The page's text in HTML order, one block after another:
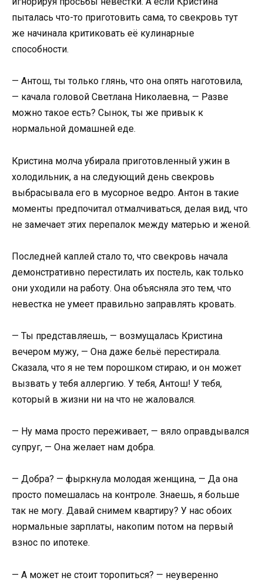
пыталась что-то приготовить сама, то свекровь тут
же начинала критиковать её кулинарные
способности.
— Антош, ты только глянь, что она опять наготовила,
— качала головой Светлана Николаевна, — Разве
можно такое есть? Сынок, ты же привык к
нормальной домашней еде.
Кристина молча убирала приготовленный ужин в
холодильник, а на следующий день свекровь
выбрасывала его в мусорное ведро. Антон в такие
моменты предпочитал отмалчиваться, делая вид, что
не замечает этих перепалок между матерью и женой.
Последней каплей стало то, что свекровь начала
демонстративно перестилать их постель, как только
они уходили на работу. Она объясняла это тем, что
невестка не умеет правильно заправлять кровать.
— Ты представляешь, — возмущалась Кристина
вечером мужу, — Она даже бельё перестирала.
Сказала, что я не тем порошком стираю, и он может
вызвать у тебя аллергию. У тебя, Антош! У тебя,
который в жизни ни на что не жаловался.
— Ну мама просто переживает, — вяло оправдывался
супруг, — Она желает нам добра.
— Добра? — фыркнула молодая женщина, — Да она
просто помешалась на контроле. Знаешь, я больше
так не могу. Давай снимем квартиру? У нас обоих
нормальные зарплаты, накопим потом на первый
взнос по ипотеке.
— А может не стоит торопиться? — неуверенно